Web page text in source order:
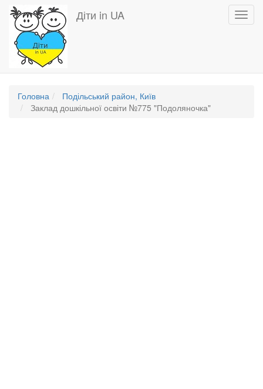
Перейти
основного
вмісту
Діти in UA
Головна
Подільський район, Київ
Заклад дошкільної освіти №775 "Подоляночка"